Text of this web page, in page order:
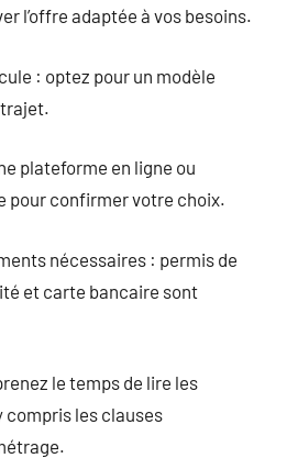
l’offre adaptée à vos besoins.
: optez pour un modèle
plateforme en ligne ou
pour confirmer votre choix.
nécessaires : permis de
et carte bancaire sont
le temps de lire les
compris les clauses